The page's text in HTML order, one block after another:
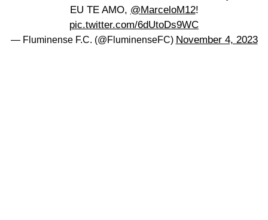
EU TE AMO, @MarceloM12!
pic.twitter.com/6dUtoDs9WC
— Fluminense F.C. (@FluminenseFC) November 4, 2023